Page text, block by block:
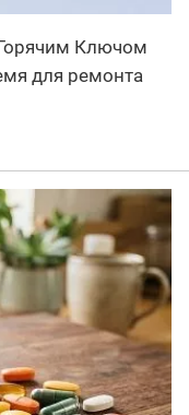
Ключом
для ремонта